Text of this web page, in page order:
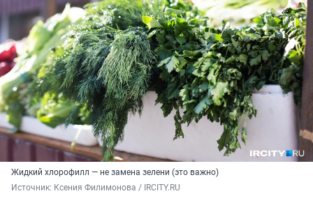
Жидкий хлорофилл — не замена зелени (это важно)
Источник: Ксения Филимонова / IRCITY.RU